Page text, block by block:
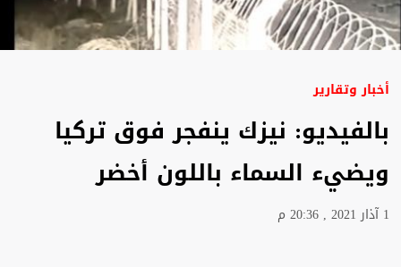
أخبار وتقارير
بالفيديو: نيزك ينفجر فوق تركيا
ويضيء السماء باللون أخضر
1 آذار 2021 , 20:36 م